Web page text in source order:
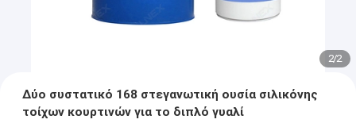
2/2
Δύο συστατικό 168 στεγανωτική ουσία σιλικόνης
τοίχων κουρτινών για το διπλό γυαλί